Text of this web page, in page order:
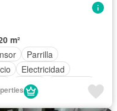
m²
Parrilla
Electricidad
Sauna
Seguridad